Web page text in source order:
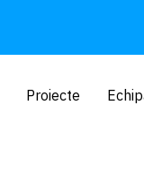
Proiecte